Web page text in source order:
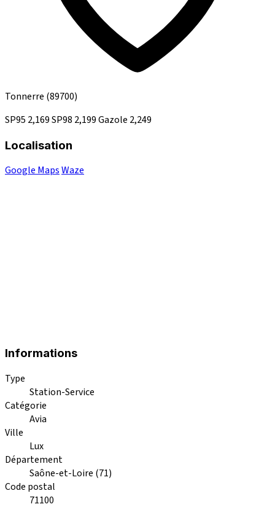
Tonnerre (89700)
SP95 2,169SP98 2,199Gazole 2,249
Localisation
Google MapsWaze
Informations
Type
Station-Service
Catégorie
Avia
Ville
Lux
Département
Saône-et-Loire (71)
Code postal
71100